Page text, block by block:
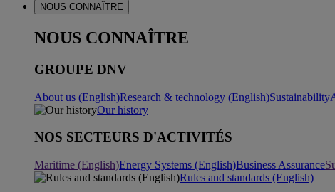
NOUS CONNAÎTRE
NOUS CONNAÎTRE
GROUPE DNV
About us (English)Research & technology (English)Sustainability
Our history
NOS SECTEURS D'ACTIVITÉS
Maritime (English)Energy Systems (English)Business Assurance
Rules and standards (English)